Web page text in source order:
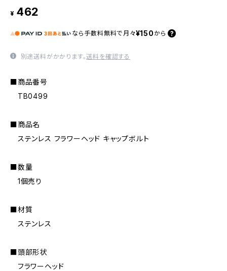
¥ 462
なら 手数料無料で 月々¥150 から
別途送料がかかります。送料を確認する
■商品番号
TB0499
■商品名
ステンレス フラワーヘッド キャップボルト
■数量
1個売り
■材質
ステンレス
■頭部形状
フラワーヘッド